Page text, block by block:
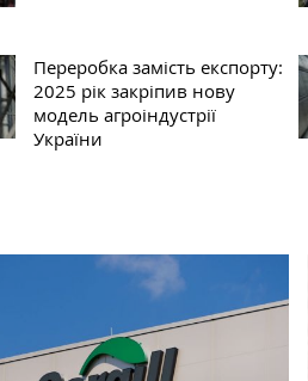
Переробка замість експорту:
2025 рік закріпив нову
модель агроіндустрії
України